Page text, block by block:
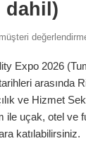
dahil)
Expo 2026
arasında
ve Hizmet
ile uçak, otel ve
katılabilirsiniz.